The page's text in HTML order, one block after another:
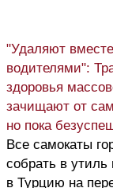
"Удаляют
водителями":
здоровья
зачищают от
но пока
Все самокаты
собрать в утиль
в Турцию на